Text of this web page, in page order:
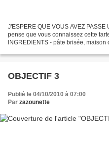
J'ESPERE QUE VOUS AVEZ
pense que vous connaissez cette
INGREDIENTS - pâte brisée,
OBJECTIF 3
Publié le 04/10/2010 à 07:00
Par zazounette